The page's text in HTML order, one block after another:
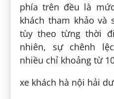
phía trên đều là
khách tham khảo và
tùy theo từng thời
nhiên, sự chênh
nhiều chỉ khoảng từ
xe khách hà nội hải